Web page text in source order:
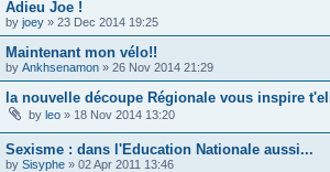
Adieu Joe !
by joey » 23 Dec 2014 19:25
Maintenant mon vélo!!
by Ankhsenamon » 26 Nov 2014 21:29
la nouvelle découpe Régionale vous inspire
by leo » 18 Nov 2014 13:20
Sexisme : dans l'Education Nationale aussi...
by Sisyphe » 02 Apr 2011 13:46